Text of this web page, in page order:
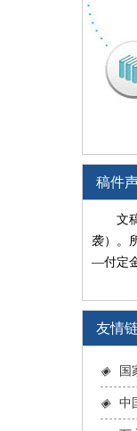
稿件
文
袭）。
—付定
友情
◈ 国
◈ 中